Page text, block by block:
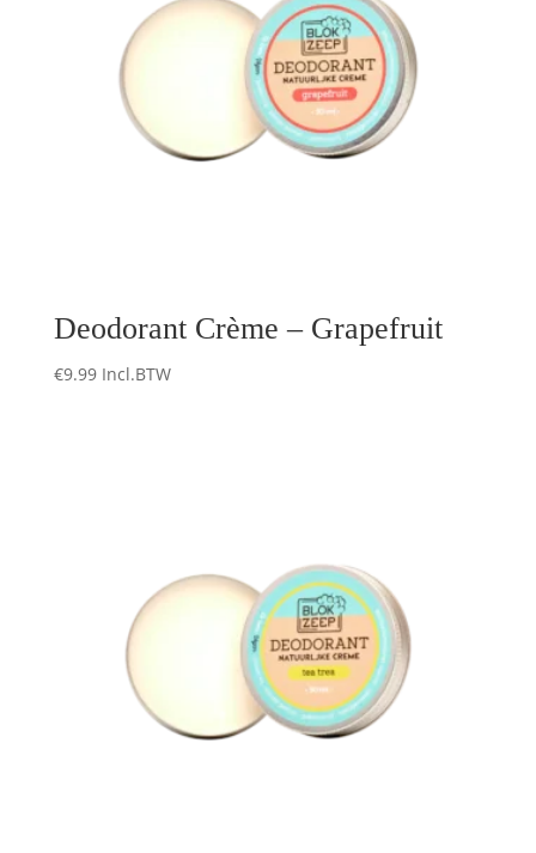
Deodorant Crème – Grapefruit
€9.99 Incl.BTW